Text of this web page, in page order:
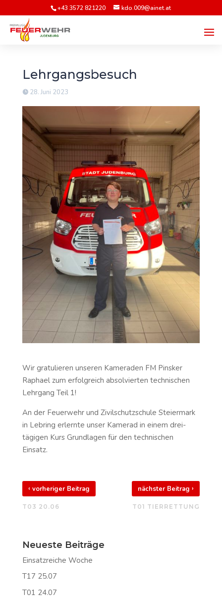
+43 3572 821220 kdo.009@ainet.at
Lehrgangsbesuch
28. Juni 2023
Wir gratulieren unseren Kameraden FM Pinsker
Raphael zum erfolgreich absolvierten technischen
Lehrgang Teil 1!
An der Feuerwehr und Zivilschutzschule Steiermark
in Lebring erlernte unser Kamerad in einem drei-
tägigen Kurs Grundlagen für den technischen
Einsatz.
‹ vorheriger Beitrag
T03 20.06
nächster Beitrag›
T01 TIERRETTUNG
Neueste Beiträge
Einsatzreiche Woche
T17 25.07
T01 24.07